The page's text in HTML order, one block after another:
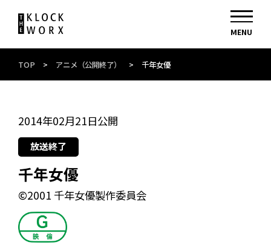
TOP > アニメ（公開終了） > 千年女優
2014年02月21日公開
放送終了
千年女優
©2001 千年女優製作委員会